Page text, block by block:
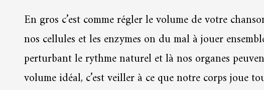
En gros c’est comme régler le volume de votre
nos cellules et les enzymes on du mal à jouer
perturbant le rythme naturel et là nos organes
volume idéal, c’est veiller à ce que notre corps